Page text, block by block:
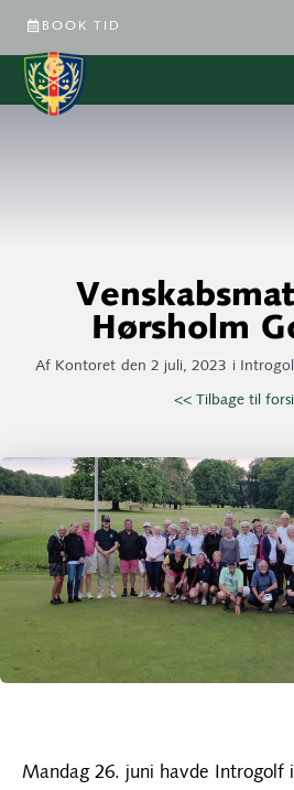
BOOK TID
Hørsholm
Af Kontoret den 2 juli, 2023 i
<< Tilbage til
Mandag 26. juni havde Introgolf